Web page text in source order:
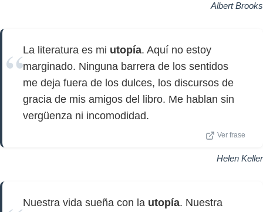
Albert Brooks
La literatura es mi utopía. Aquí no estoy
marginado. Ninguna barrera de los sentidos
me deja fuera de los dulces, los discursos de
gracia de mis amigos del libro. Me hablan sin
vergüenza ni incomodidad.
Ver frase
Helen Keller
Nuestra vida sueña con la utopía. Nuestra